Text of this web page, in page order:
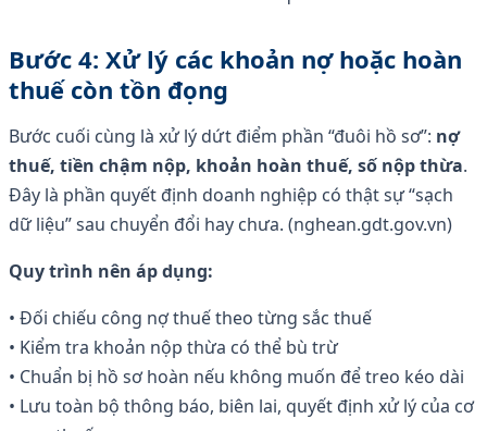
Bước 4: Xử lý các khoản nợ hoặc hoàn
thuế còn tồn đọng
Bước cuối cùng là xử lý dứt điểm phần “đuôi hồ sơ”: nợ
thuế, tiền chậm nộp, khoản hoàn thuế, số nộp thừa.
Đây là phần quyết định doanh nghiệp có thật sự “sạch
dữ liệu” sau chuyển đổi hay chưa. (nghean.gdt.gov.vn)
Quy trình nên áp dụng:
• Đối chiếu công nợ thuế theo từng sắc thuế
• Kiểm tra khoản nộp thừa có thể bù trừ
• Chuẩn bị hồ sơ hoàn nếu không muốn để treo kéo dài
• Lưu toàn bộ thông báo, biên lai, quyết định xử lý của cơ